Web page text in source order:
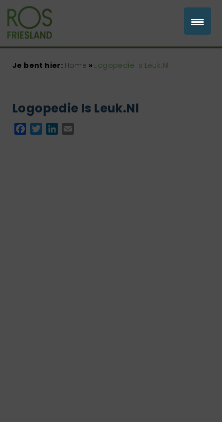
Je bent hier: Home » Logopedie Is Leuk.Nl
Logopedie Is Leuk.Nl
Facebook
TwitterLinkedIn